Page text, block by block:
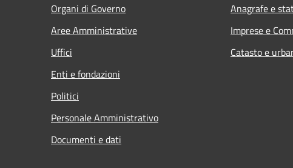
Organi di Governo
Aree Amministrative
Uffici
Enti e fondazioni
Politici
Personale Amministrativo
Documenti e dati
Anagrafe e
Imprese e
Catasto e